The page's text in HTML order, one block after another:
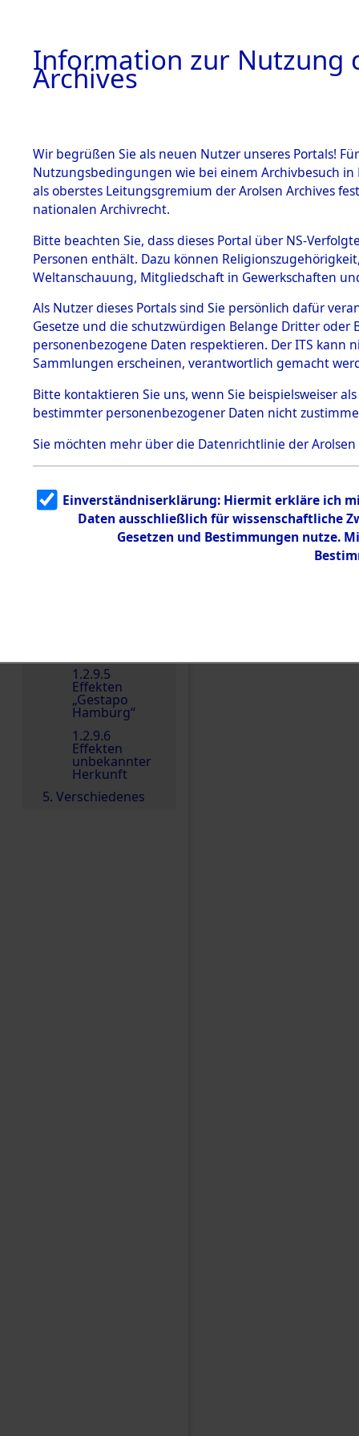
BESTÄNDE
1.
Inhaftierungsdoku
mente
1.2.9 Beim ITS
Effekten
1.2.9.1
Effekten aus
dem KZ
Dachau
1.2.9.2
Effekten aus
dem KZ
Bayerisches
1.2.9.3
Effekten aus
dem KZ
Neuengamm
1.2.9.5
Effekten
„Gestapo
Hamburg“
1.2.9.6
Effekten
unbekannter
Herkunft
5. Verschiedenes
0033
Information zur Nutzung
Archives
Wir begrüßen Sie als neuen Nutzer unseres Portals!
Nutzungsbedingungen wie bei einem Archivbesuch
als oberstes Leitungsgremium der Arolsen Archives
nationalen Archivrecht.
Bitte beachten Sie, dass dieses Portal über NS-
Personen enthält. Dazu können
Weltanschauung, Mitgliedschaft in Gewerkschaften
Als Nutzer dieses Portals sind Sie persönlich dafür
Gesetze und die schutzwürdigen Belange Dritter
personenbezogene Daten respektieren. Der ITS
Sammlungen erscheinen, verantwortlich gemacht
Bitte kontaktieren Sie uns, wenn Sie beispielsweiser
bestimmter personenbezogener Daten nicht
Sie möchten mehr über die Datenrichtlinie der Arolsen
Einverständniserklärung: Hiermit erkläre ich
Daten ausschließlich für wissenschaftliche
Gesetzen und Bestimmungen nutze.